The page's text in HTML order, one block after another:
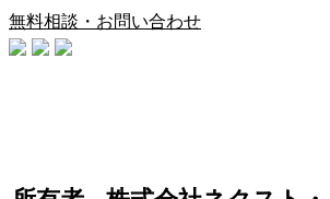
無料相談・お問い合わせ